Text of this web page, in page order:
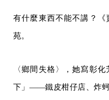
有什麼東西不能不講？
苑。
〈鄉間失格〉，她寫彰
下」——鐵皮柑仔店、炸